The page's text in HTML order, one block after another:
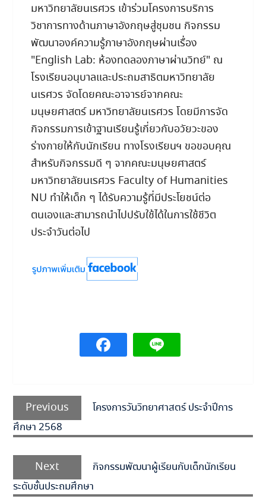
มหาวิทยาลัยนเรศวร เข้าร่วมโครงการบริการ
วิชาการทางด้านภาษาอังกฤษสู่ชุมชน กิจกรรม
พัฒนาองค์ความรู้ภาษาอังกฤษผ่านเรื่อง
"English Lab: ห้องทดลองภาษาผ่านวิทย์" ณ
โรงเรียนอนุบาลและประถมสาธิตมหาวิทยาลัย
นเรศวร จัดโดยคณะอาจารย์จากคณะ
มนุษยศาสตร์ มหาวิทยาลัยนเรศวร โดยมีการจัด
กิจกรรมการเข้าฐานเรียนรู้เกี่ยวกับอวัยวะของ
ร่างกายให้กับนักเรียน ทางโรงเรียนฯ ขอขอบคุณ
สำหรับกิจกรรมดี ๆ จากคณะมนุษยศาสตร์
มหาวิทยาลัยนเรศวร Faculty of Humanities
NU ทำให้เด็ก ๆ ได้รับความรู้ที่มีประโยชน์ต่อ
ตนเองและสามารถนำไปปรับใช้ได้ในการใช้ชีวิต
ประจำวันต่อไป
เรื่อง
Previous
Previous
post:
โครงการวันวิทยาศาสตร์ ประจำปีการ
ศึกษา 2568
Next
Next
post:
กิจกรรมพัฒนาผู้เรียนกับเด็กนักเรียน
ระดับชั้นประถมศึกษา